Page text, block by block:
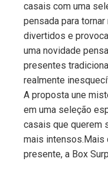
casais com uma
pensada para
divertidos e
uma novidade
presentes
realmente
A proposta une
em uma seleção
casais que querem
mais intensos.Mais
presente, a Box